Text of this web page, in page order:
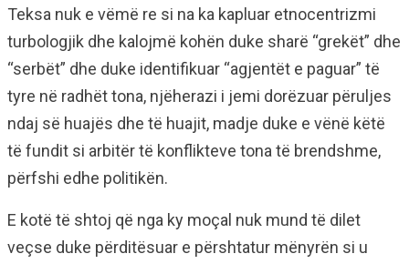
Teksa nuk e vëmë re si na ka kapluar etnocentrizmi
turbologjik dhe kalojmë kohën duke sharë “grekët” dhe
“serbët” dhe duke identifikuar “agjentët e paguar” të
tyre në radhët tona, njëherazi i jemi dorëzuar përuljes
ndaj së huajës dhe të huajit, madje duke e vënë këtë
të fundit si arbitër të konflikteve tona të brendshme,
përfshi edhe politikën.
E kotë të shtoj që nga ky moçal nuk mund të dilet
veçse duke përditësuar e përshtatur mënyrën si u